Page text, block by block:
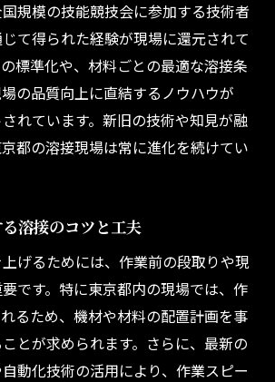
規模の技能競技会に参加する技術者
て得られた経験が現場に還元されて
標準化や、材料ごとの最適な溶接条
の品質向上に直結するノウハウが
れています。新旧の技術や知見が融
都の溶接現場は常に進化を続けてい
溶接のコツと工夫
げるためには、作業前の段取りや現
です。特に東京都内の現場では、作
るため、機材や材料の配置計画を事
とが求められます。さらに、最新の
動化技術の活用により、作業スピー